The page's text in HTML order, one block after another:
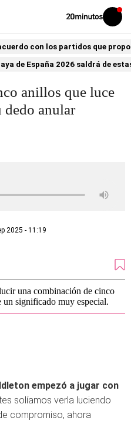
Volver
Iniciar
sesión
con los partidos que
de España 2026 saldrá de
anillos que luce
anular
2025 - 11:19
una combinación de cinco
un significado muy especial.
empezó a jugar con
solíamos verla luciendo
compromiso, ahora